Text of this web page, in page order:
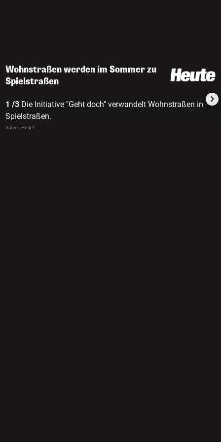
Wohnstraßen werden im Sommer zu
Spielstraßen
1 /3 Die Initiative "Geht doch" verwandelt Wohnstraßen in
Spielstraßen.
Sabine Hertel